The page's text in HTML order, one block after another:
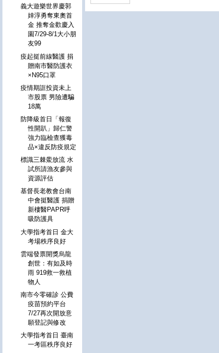
義大遊樂世界慶郭
婞淳勇奪東奧首
金 推奪金歡慶入
園7/29-8/1大小朋
友99
疫起挺前線醫護 捐
贈南市醫防護衣
×N95口罩
疫情期誆投資未上
市股票 男險遭騙
18萬
防降級首日「報復
性開趴」歸仁警
強力臨檢查獲毒
品×違反防疫規定
標識三棘鱟放流 水
試所請漁友參與
資源評估
基督長老教會台南
中會挺醫護 捐贈
新樓醫PAPR呼
吸防護具
大學指考首日 金大
考場秩序良好
雲端發票開獎烏龍
創世：有如及時
雨 919救一救植
物人
南市今零確診 公費
疫苗預約平台
7/27再次開放意
願登記與修改
大學指考首日 臺南
一考區秩序良好